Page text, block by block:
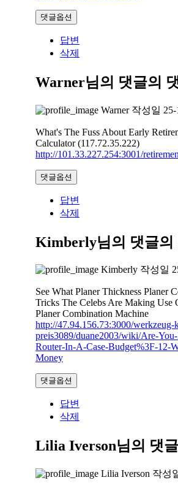
댓글옵션
답변
삭제
Warner님의 댓글의
Warner 작성일 25-
What's The Fuss About Early
Calculator (117.72.35.222)
http://101.33.227.254:3001/
댓글옵션
답변
삭제
Kimberly님의 댓글의
Kimberly 작성일
See What Planer Thickness Planer
Tricks The Celebs Are Making Use
Planer Combination Machine
http://47.94.156.73:3000/werkzeug-
preis3089/duane2003/wiki/Are-
Router-In-A-Case-Budget%3F-12-
Money
댓글옵션
답변
삭제
Lilia Iverson님의 댓글
Lilia Iverson 작성